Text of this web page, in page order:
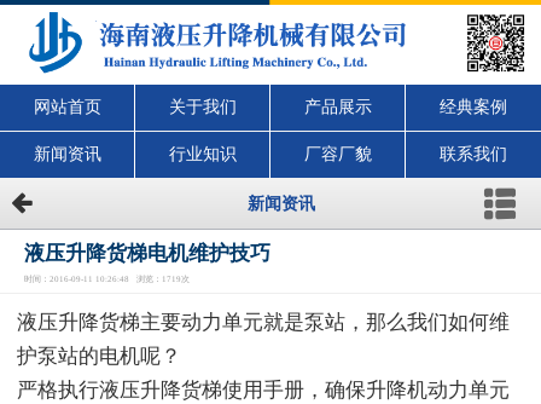
网站首页 关于我们 产品展示 经典案例
新闻资讯 行业知识 厂容厂貌 联系我们
新闻资讯
液压升降货梯电机维护技巧
时间：2016-09-11 10:26:48 浏览：1719次
液压升降货梯主要动力单元就是泵站，那么我们如何维
护泵站的电机呢？
严格执行液压升降货梯使用手册，确保升降机动力单元